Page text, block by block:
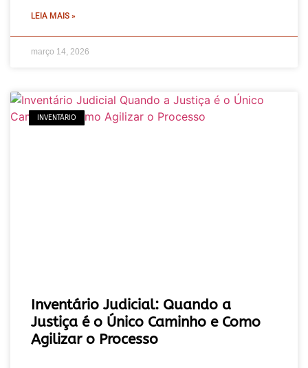
LEIA MAIS »
março 14, 2026
INVENTÁRIO
Inventário Judicial: Quando a
Justiça é o Único Caminho e Como
Agilizar o Processo